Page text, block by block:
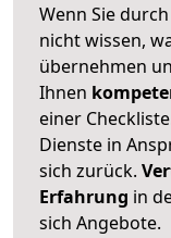
Wenn Sie
nicht wissen,
übernehmen
Ihnen
einer
Dienste in
sich zurück.
Erfahrung in
sich Angebote.